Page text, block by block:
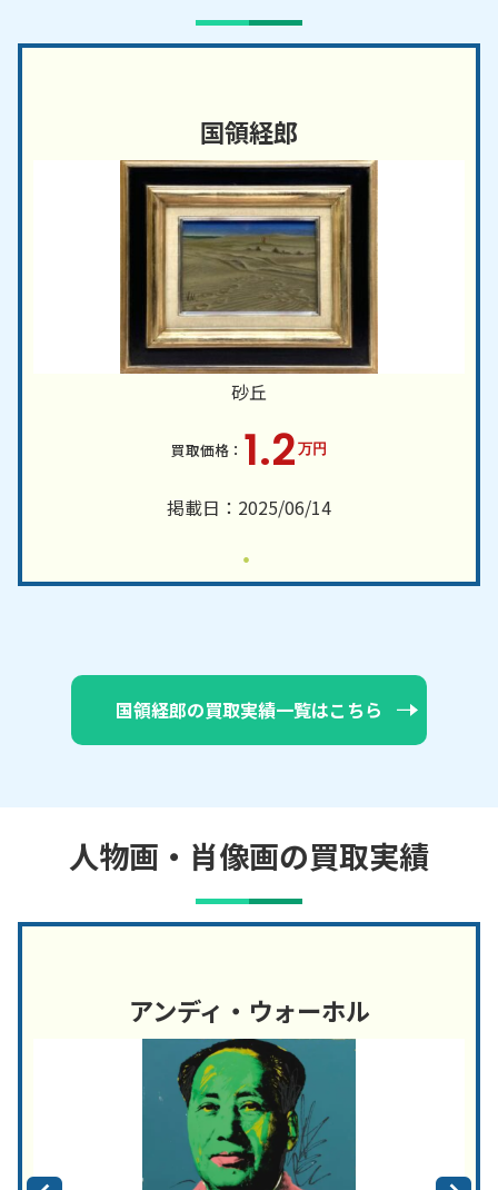
国領経郎
砂丘
1.2万円
掲載日：2025/06/14
国領経郎の買取実績一覧はこちら
人物画・肖像画の買取実績
アンディ・ウォーホル